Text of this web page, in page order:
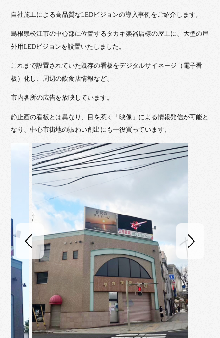
自社施工による高品質なLEDビジョンの導入事例をご紹介します。
島根県松江市の中心部に位置するタカキ楽器店様の屋上に、大型の屋
外用LEDビジョンを設置いたしました。
これまで設置されていた既存の看板をデジタルサイネージ（電子看
板）化し、周辺の飲食店情報など、
市内各所の広告を放映しています。
静止画の看板とは異なり、目を惹く「映像」による情報発信が可能と
なり、中心市街地の賑わい創出にも一役買っています。